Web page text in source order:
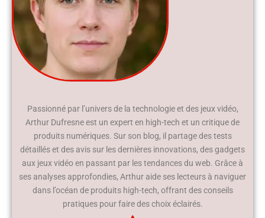
Passionné par l’univers de la technologie et des jeux vidéo,
Arthur Dufresne est un expert en high-tech et un critique de
produits numériques. Sur son blog, il partage des tests
détaillés et des avis sur les dernières innovations, des gadgets
aux jeux vidéo en passant par les tendances du web. Grâce à
ses analyses approfondies, Arthur aide ses lecteurs à naviguer
dans l’océan de produits high-tech, offrant des conseils
pratiques pour faire des choix éclairés.